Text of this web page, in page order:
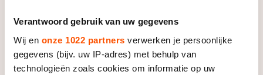
Verantwoord gebruik van uw gegevens
Wij en onze 1022 partners verwerken je persoonlijke
gegevens (bijv. uw IP-adres) met behulp van
technologieën zoals cookies om informatie op uw
dragen met daarop een speciaal teken voor Oenema.
"Dat handje is typisch Thijsje", gaat Boer verder over
het symbool op de band. "Dit is Thijsje haar wereld.
Hier heeft ze altijd veel kracht uit gehaald en hier